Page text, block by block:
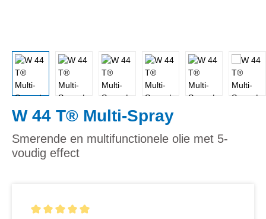
W 44 T® Multi-Spray
Smerende en multifunctionele olie met 5-
voudig effect